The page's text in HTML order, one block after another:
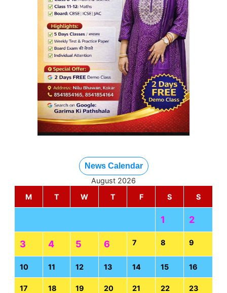
News Calendar
August 2026
M
T W T F S S
1 2
3 4 5 6 7 8 9
10 11 12 13 14 15 16
17 18 19 20 21 22 23